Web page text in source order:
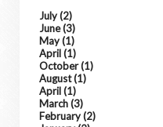
July(2)
June(3)
May(1)
April(1)
October(1)
August(1)
April(1)
March(3)
February(2)